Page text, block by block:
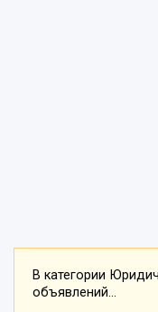
В категории
объявлений...